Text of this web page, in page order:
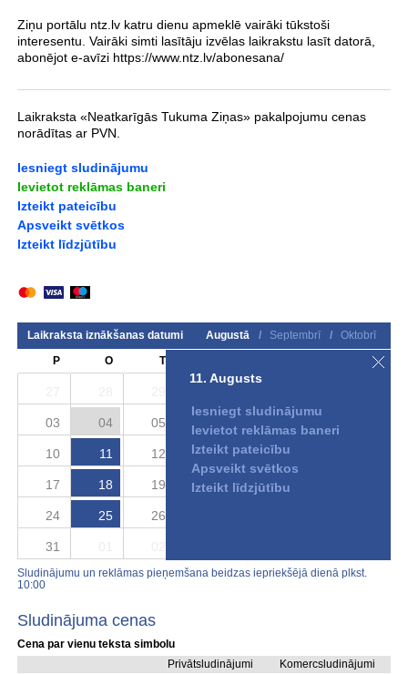
Ziņu portālu ntz.lv katru dienu apmeklē vairāki tūkstoši
interesentu. Vairāki simti lasītāju izvēlas laikrakstu lasīt datorā,
abonējot e-avīzi https://www.ntz.lv/abonesana/
Laikraksta «Neatkarīgās Tukuma Ziņas» pakalpojumu cenas
norādītas ar PVN.
Iesniegt sludinājumu
Ievietot reklāmas baneri
Izteikt pateicību
Apsveikt svētkos
Izteikt līdzjūtību
Laikraksta iznākšanas datumi Augustā / Septembrī /
Oktobrī
P
O T S
03 04 05 06 07
10 11 12 13 14
17 18 19 20 21
24 25 26
31
11. Augusts
Iesniegt sludinājumu
Ievietot reklāmas baneri
Izteikt pateicību
Apsveikt svētkos
Izteikt līdzjūtību
Sludinājumu un reklāmas pieņemšana beidzas iepriekšējā dienā plkst.
10:00
Sludinājuma cenas
Cena par vienu teksta simbolu
Privātsludinājumi
Komercsludinājumi